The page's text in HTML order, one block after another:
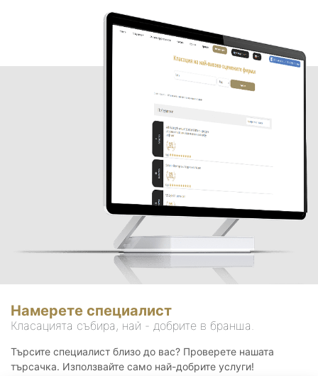
Намерете специалист
Класацията събира, най - добрите в бранша.
Търсите специалист близо до вас? Проверете нашата
търсачка. Използвайте само най-добрите услуги!